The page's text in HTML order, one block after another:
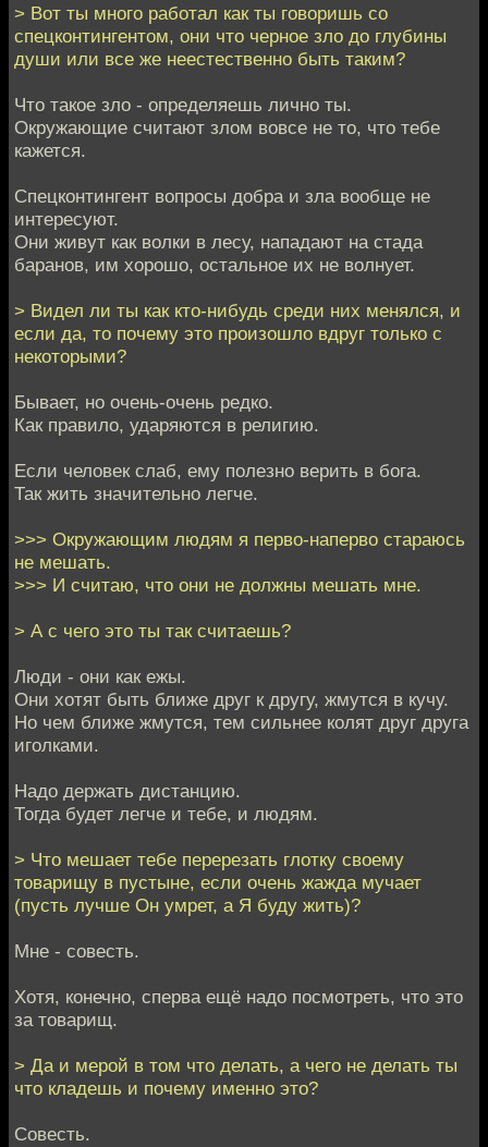
> Вот ты много работал как ты говоришь со
спецконтингентом, они что черное зло до глубины
души или все же неестественно быть таким?
Что такое зло - определяешь лично ты.
Окружающие считают злом вовсе не то, что тебе
кажется.
Спецконтингент вопросы добра и зла вообще не
интересуют.
Они живут как волки в лесу, нападают на стада
баранов, им хорошо, остальное их не волнует.
> Видел ли ты как кто-нибудь среди них менялся, и
если да, то почему это произошло вдруг только с
некоторыми?
Бывает, но очень-очень редко.
Как правило, ударяются в религию.
Если человек слаб, ему полезно верить в бога.
Так жить значительно легче.
>>> Окружающим людям я перво-наперво стараюсь
не мешать.
>>> И считаю, что они не должны мешать мне.
> А с чего это ты так считаешь?
Люди - они как ежы.
Они хотят быть ближе друг к другу, жмутся в кучу.
Но чем ближе жмутся, тем сильнее колят друг друга
иголками.
Надо держать дистанцию.
Тогда будет легче и тебе, и людям.
> Что мешает тебе перерезать глотку своему
товарищу в пустыне, если очень жажда мучает
(пусть лучше Он умрет, а Я буду жить)?
Мне - совесть.
Хотя, конечно, сперва ещё надо посмотреть, что это
за товарищ.
> Да и мерой в том что делать, а чего не делать ты
что кладешь и почему именно это?
Совесть.